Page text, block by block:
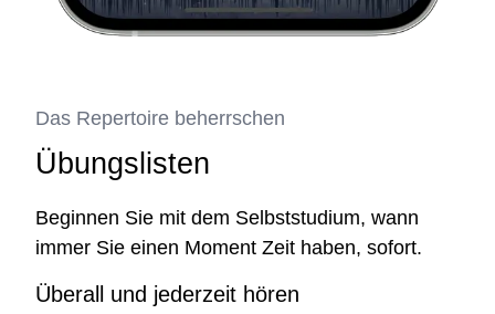
Das Repertoire beherrschen
Übungslisten
Beginnen Sie mit dem Selbststudium, wann
immer Sie einen Moment Zeit haben, sofort.
Überall und jederzeit hören